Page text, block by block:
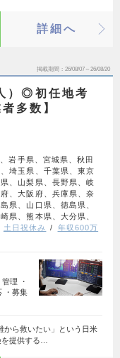
詳細へ
掲載期間 26/08/07～26/08/20
）◎初任地考
多数】
岩手県、宮城県、秋田
埼玉県、千葉県、東京
、山梨県、長野県、岐
、大阪府、兵庫県、奈
県、山口県、徳島県、
県、熊本県、大分県、
土日祝休み
年収600万
理 ・
・募集
から救いたい」という日米
提供する…